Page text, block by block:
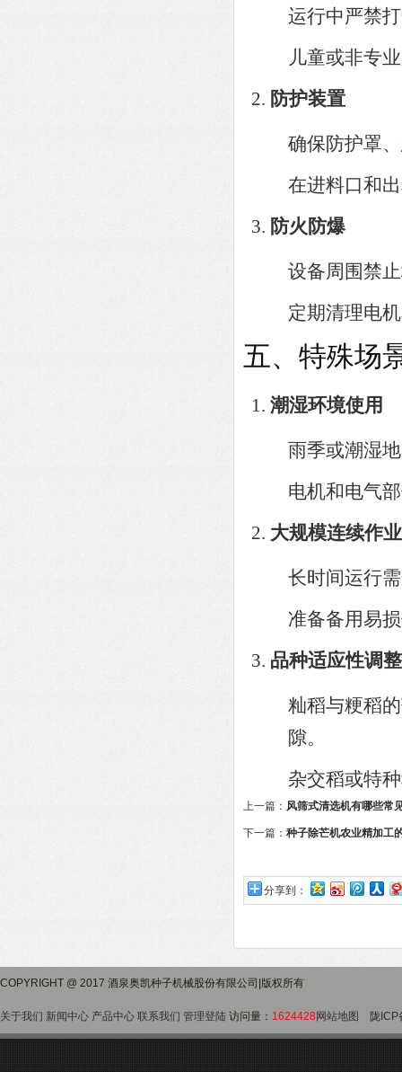
运行中严禁
儿童或非专
防护装置
确保防护罩
在进料口和
防火防爆
设备周围禁
定期清理电
五、特殊场
潮湿环境使用
雨季或潮湿
电机和电气
大规模连续作业
长时间运行
准备备用易
品种适应性调整
籼稻与粳稻
隙。
杂交稻或特
上一篇： 风筛式清选机有哪些常
下一篇： 种子除芒机农业精加工
分享到：
COPYRIGHT @ 2017 酒泉奥凯种子机械股份有限公司|版权所有
关于我们 新闻中心 产品中心 联系我们 管理登陆 访问量： 1624428 网站地图 陇